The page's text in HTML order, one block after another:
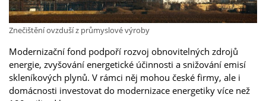
Znečištění ovzduší z průmyslové výroby
Modernizační fond podpoří rozvoj obnovitelných zdrojů
energie, zvyšování energetické účinnosti a snižování emisí
skleníkových plynů. V rámci něj mohou české firmy, ale i
domácnosti investovat do modernizace energetiky více než